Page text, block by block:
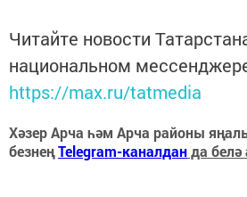
Читайте новости
национальном
https://max.ru/tatmedia
Хәзер Арча һәм Арча районы
безнеңTelegram-каналданда